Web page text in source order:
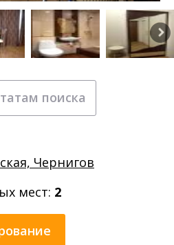
поиска
Чернигов
мест: 2